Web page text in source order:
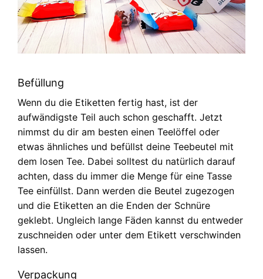
Befüllung
Wenn du die Etiketten fertig hast, ist der
aufwändigste Teil auch schon geschafft. Jetzt
nimmst du dir am besten einen Teelöffel oder
etwas ähnliches und befüllst deine Teebeutel mit
dem losen Tee. Dabei solltest du natürlich darauf
achten, dass du immer die Menge für eine Tasse
Tee einfüllst. Dann werden die Beutel zugezogen
und die Etiketten an die Enden der Schnüre
geklebt. Ungleich lange Fäden kannst du entweder
zuschneiden oder unter dem Etikett verschwinden
lassen.
Verpackung